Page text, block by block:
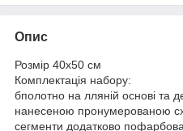
Опис
Розмір 40x50 см
Комплектація набору:
бполотно на лляній основі та
нанесеною пронумерованою
сегменти додатково